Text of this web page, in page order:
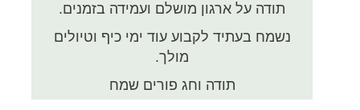
תודה על ארגון מושלם ועמידה בזמנים.
נשמח בעתיד לקבוע עוד ימי כיף וטיולים
מולך.
תודה וחג פורים שמח